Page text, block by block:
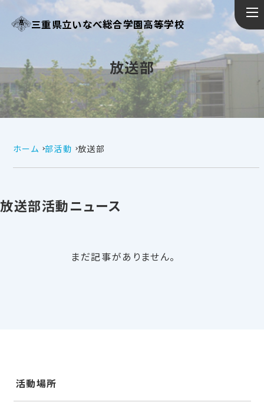
三重県立いなべ総合学園高等学校
放送部
ホーム 部活動 放送部
放送部活動ニュース
まだ記事がありません。
活動場所